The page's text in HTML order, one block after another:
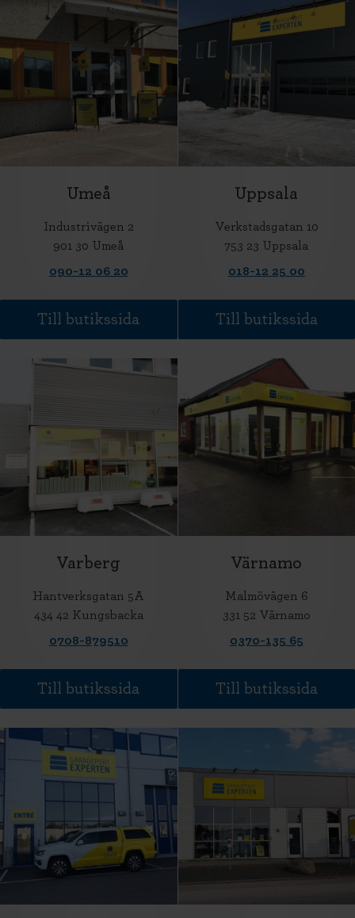
Umeå
Industrivägen 2
901 30 Umeå
090-12 06 20
Till butikssida
Uppsala
Verkstadsgatan 10
753 23 Uppsala
018-12 25 00
Till butikssida
Varberg
Hantverksgatan 5A
434 42 Kungsbacka
0708-879510
Till butikssida
Värnamo
Malmövägen 6
331 52 Värnamo
0370-135 65
Till butikssida